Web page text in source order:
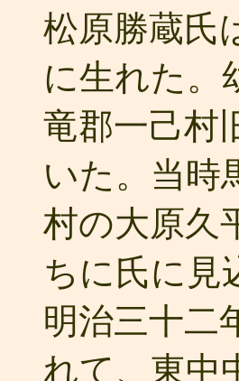
松原勝蔵氏
に生れた。
竜郡一己村
いた。当時
村の大原久
ちに氏に見
明治三十二
れて、東中